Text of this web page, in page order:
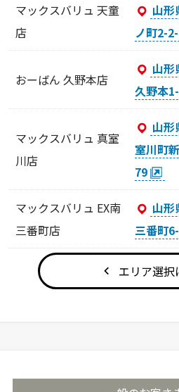
マックスバリュ 天童
店
山形
ノ町2-
おーばん 久野本店
山形
久野本
マックスバリュ 真室
川店
山形
室川町
79
マックスバリュ EX南
三番町店
山形
三番町
エリア選択